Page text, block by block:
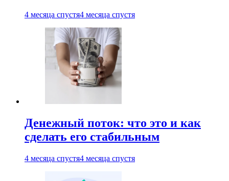
4 месяца спустя4 месяца спустя
Денежный поток: что это и как
сделать его стабильным
4 месяца спустя4 месяца спустя